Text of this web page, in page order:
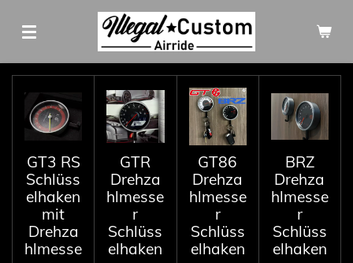
Hauptinhalt
GT3 RS
Schlüss
elhaken
mit
Drehza
hlmesse
GTR
Drehza
hlmesse
r
Schlüss
elhaken
GT86
Drehza
hlmesse
r
Schlüss
elhaken
BRZ
Drehza
hlmesse
r
Schlüss
elhaken